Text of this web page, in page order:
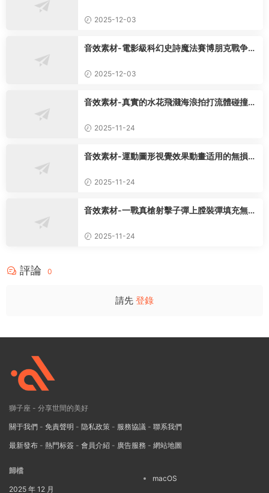
2025-12-03
音效素材-電影級科幻史詩魔法賽博朋克戰争格
2025-12-03
音效素材-真實的水花飛濺海浪拍打流體碰撞無
2025-11-24
音效素材-運動圖形視覺效果動畫适用的無損音
2025-11-24
音效素材-一戰真槍射擊子彈上膛裝彈填充無損
2025-11-24
評論 0
請先 登錄
獅子座 - 分享世間的美好
關于我們 - 免責聲明 - 隐私政策 - 服務協議 - 聯系我們
最新發布 - 熱門标簽 - 會員介紹 - 廣告服務 - 網站地圖
歸檔
2025 年 12 月
macOS